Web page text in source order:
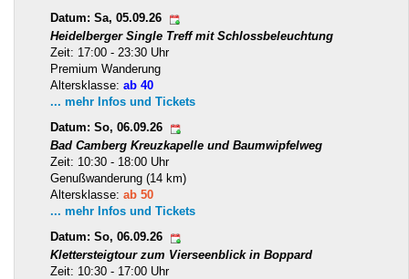
Datum: Sa, 05.09.26
Heidelberger Single Treff mit Schlossbeleuchtung
Zeit: 17:00 - 23:30 Uhr
Premium Wanderung
Altersklasse: ab 40
... mehr Infos und Tickets
Datum: So, 06.09.26
Bad Camberg Kreuzkapelle und Baumwipfelweg
Zeit: 10:30 - 18:00 Uhr
Genußwanderung (14 km)
Altersklasse: ab 50
... mehr Infos und Tickets
Datum: So, 06.09.26
Klettersteigtour zum Vierseenblick in Boppard
Zeit: 10:30 - 17:00 Uhr